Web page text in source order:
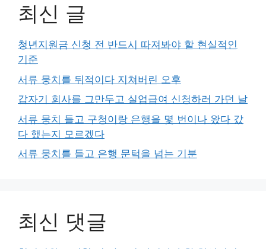
최신 글
청년지원금 신청 전 반드시 따져봐야 할 현실적인
기준
서류 뭉치를 뒤적이다 지쳐버린 오후
갑자기 회사를 그만두고 실업급여 신청하러 가던 날
서류 뭉치 들고 구청이랑 은행을 몇 번이나 왔다 갔
다 했는지 모르겠다
서류 뭉치를 들고 은행 문턱을 넘는 기분
최신 댓글